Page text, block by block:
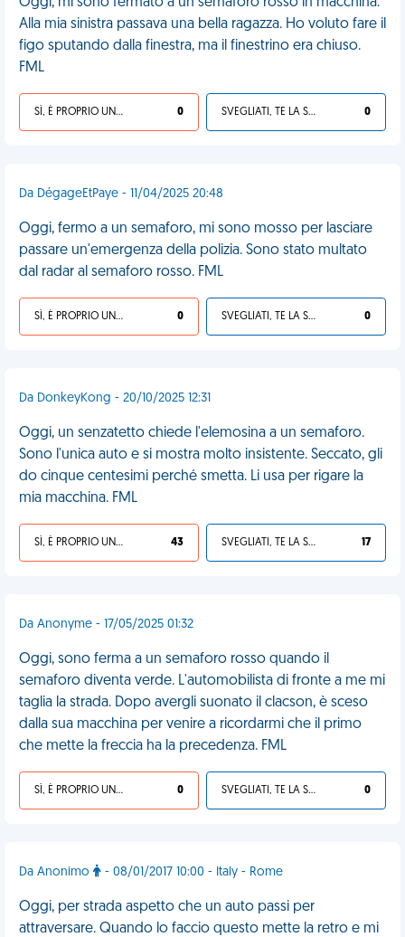
Alla mia sinistra passava una bella ragazza. Ho voluto fare il
figo sputando dalla finestra, ma il finestrino era chiuso.
FML
SÌ, È PROPRIO UNA VDM! 0 SVEGLIATI, TE LA SEI CERCATA! 0
Da DégageEtPaye - 11/04/2025 20:48
Oggi, fermo a un semaforo, mi sono mosso per lasciare
passare un'emergenza della polizia. Sono stato multato
dal radar al semaforo rosso. FML
SÌ, È PROPRIO UNA VDM! 0 SVEGLIATI, TE LA SEI CERCATA! 0
Da DonkeyKong - 20/10/2025 12:31
Oggi, un senzatetto chiede l'elemosina a un semaforo.
Sono l'unica auto e si mostra molto insistente. Seccato, gli
do cinque centesimi perché smetta. Li usa per rigare la
mia macchina. FML
SÌ, È PROPRIO UNA VDM! 43 SVEGLIATI, TE LA SEI CERCATA! 17
Da Anonyme - 17/05/2025 01:32
Oggi, sono ferma a un semaforo rosso quando il
semaforo diventa verde. L'automobilista di fronte a me mi
taglia la strada. Dopo avergli suonato il clacson, è sceso
dalla sua macchina per venire a ricordarmi che il primo
che mette la freccia ha la precedenza. FML
SÌ, È PROPRIO UNA VDM! 0 SVEGLIATI, TE LA SEI CERCATA! 0
Da Anonimo - 08/01/2017 10:00 - Italy - Rome
Oggi, per strada aspetto che un auto passi per
attraversare. Quando lo faccio questo mette la retro e mi